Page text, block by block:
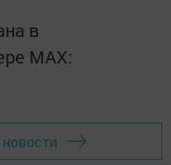
в
MАХ: